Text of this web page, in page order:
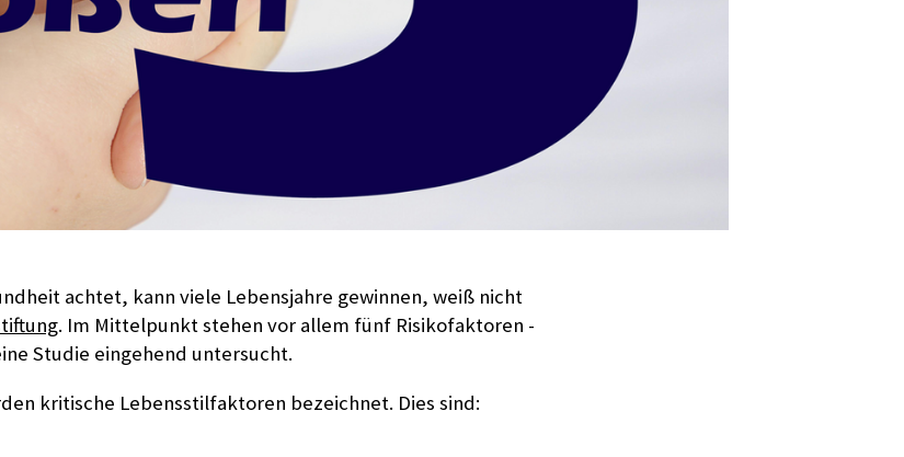
achtet, kann viele Lebensjahre gewinnen, weiß nicht
. Im Mittelpunkt stehen vor allem fünf Risikofaktoren -
Studie eingehend untersucht.
kritische Lebensstilfaktoren bezeichnet. Dies sind: